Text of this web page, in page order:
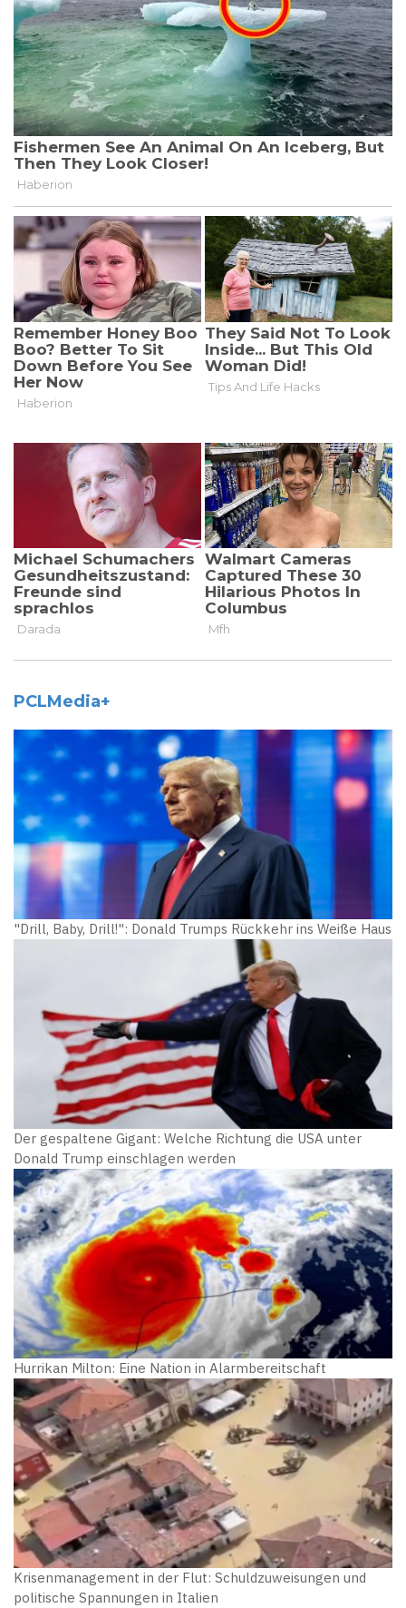
PCLMedia+
"Drill, Baby, Drill!": Donald Trumps Rückkehr ins Weiße Haus
Der gespaltene Gigant: Welche Richtung die USA unter
Donald Trump einschlagen werden
Hurrikan Milton: Eine Nation in Alarmbereitschaft
Krisenmanagement in der Flut: Schuldzuweisungen und
politische Spannungen in Italien